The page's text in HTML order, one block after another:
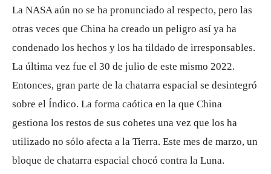
La NASA aún no se ha pronunciado al respecto, pero las
otras veces que China ha creado un peligro así ya ha
condenado los hechos y los ha tildado de irresponsables.
La última vez fue el 30 de julio de este mismo 2022.
Entonces, gran parte de la chatarra espacial se desintegró
sobre el Índico. La forma caótica en la que China
gestiona los restos de sus cohetes una vez que los ha
utilizado no sólo afecta a la Tierra. Este mes de marzo, un
bloque de chatarra espacial chocó contra la Luna.